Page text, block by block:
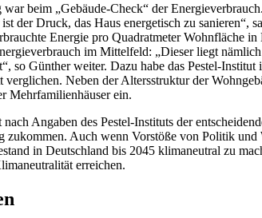
beim „Gebäude-Check“ der
ist der Druck, das Haus energetisch zu
Energie pro Quadratmeter Wohnfläche
im Mittelfeld: „Dieser liegt
so Günther weiter. Dazu habe das Pestel-
Neben der Altersstruktur der
Mehrfamilienhäuser ein.
Angaben des Pestel-Instituts der
zukommen. Auch wenn Vorstöße von Politik
in Deutschland bis 2045 klimaneutral zu
erreichen.